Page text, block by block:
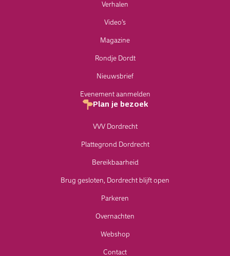
Verhalen
Video’s
Magazine
Rondje Dordt
Nieuwsbrief
Evenement aanmelden
Plan je bezoek
VVV Dordrecht
Plattegrond Dordrecht
Bereikbaarheid
Brug gesloten, Dordrecht blijft open
Parkeren
Overnachten
Webshop
Contact